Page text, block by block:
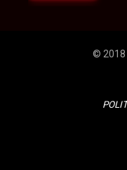
© 2018